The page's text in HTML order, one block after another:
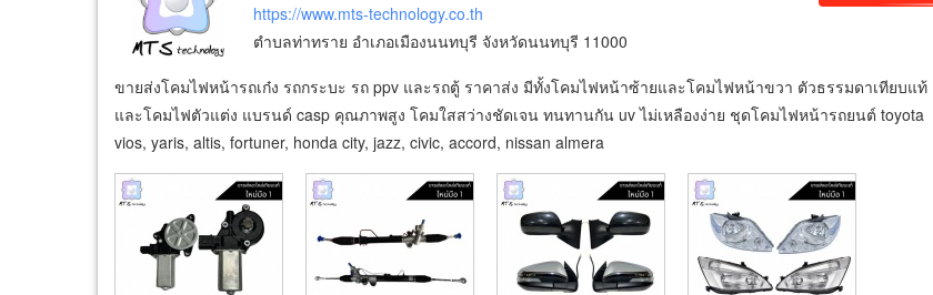
https://www.mts-technology.co.th
ตำบลท่าทราย อำเภอเมืองนนทบุรี จังหวัดนนทบุรี 11000
ขายส่งโคมไฟหน้ารถเก๋ง รถกระบะ รถ ppv และรถตู้ ราคาส่ง มีทั้งโคมไฟหน้าซ้ายและโคมไฟหน้าขวา ตัวธรรมดาเทียบแท้
และโคมไฟตัวแต่ง แบรนด์ casp คุณภาพสูง โคมใสสว่างชัดเจน ทนทานกัน uv ไม่เหลืองง่าย ชุดโคมไฟหน้ารถยนต์ toyota
vios, yaris, altis, fortuner, honda city, jazz, civic, accord, nissan almera